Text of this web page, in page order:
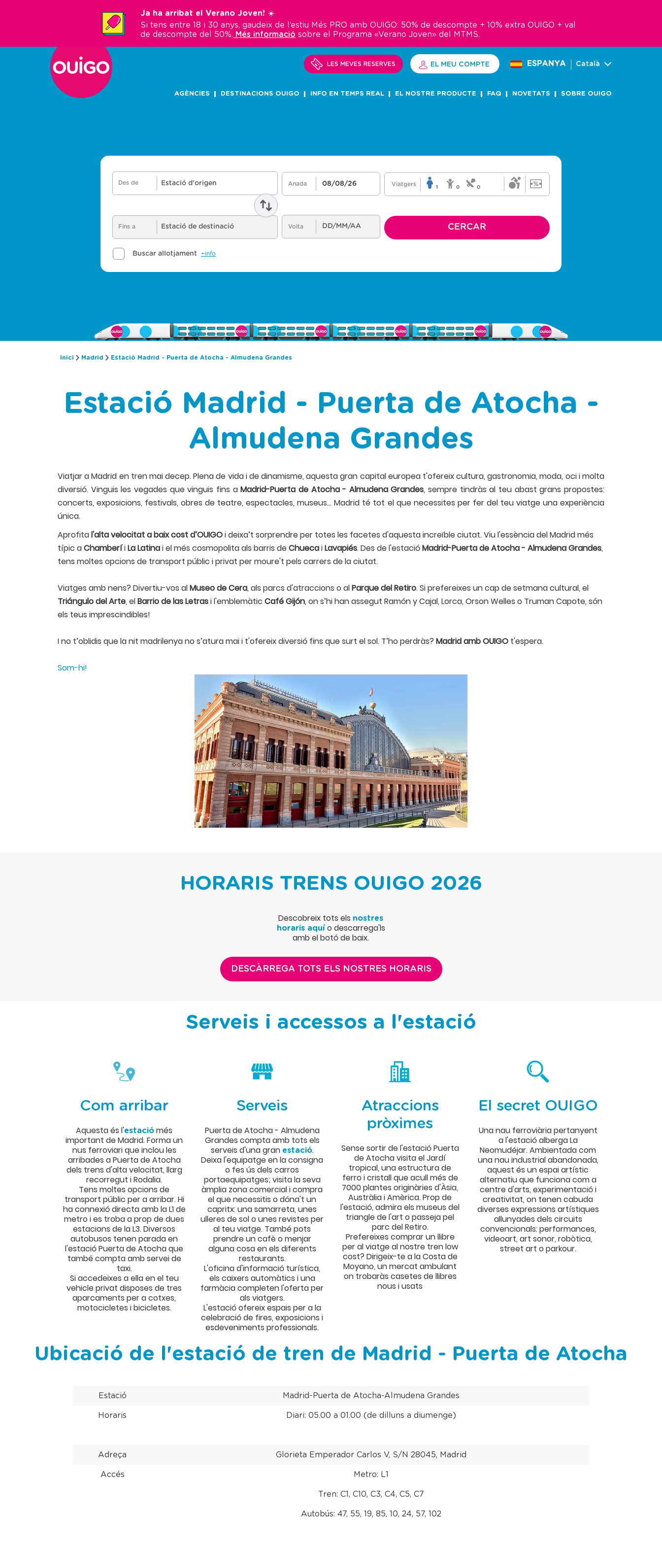
Ja ha arribat el Verano Joven! ☀️
Si tens entre 18 i 30 anys, gaudeix de l’estiu Més PRO amb OUIGO: 50% de descompte + 10% extra OUIGO + val
de descompte del 50%. Més informació sobre el Programa «Verano Joven» del MTMS.
LES MEVES RESERVES EL MEU COMPTE ESPANYA Català
AGÈNCIES DESTINACIONS OUIGO INFO EN TEMPS REAL EL NOSTRE PRODUCTE FAQ NOVETATS SOBRE OUIGO
Inici Madrid Estació Madrid - Puerta de Atocha - Almudena Grandes
Estació Madrid - Puerta de Atocha -
Almudena Grandes
Viatjar a Madrid en tren mai decep. Plena de vida i de dinamisme, aquesta gran capital europea t'ofereix cultura, gastronomia, moda, oci i molta
diversió. Vinguis les vegades que vinguis fins aMadrid-Puerta de Atocha - Almudena Grandes, sempre tindràs al teu abast grans propostes:
concerts, exposicions, festivals, obres de teatre, espectacles, museus… Madrid té tot el que necessites per fer del teu viatge una experiència
única.
Aprofital'alta velocitat a baix cost d’OUIGOi deixa’t sorprendre per totes les facetes d'aquesta increïble ciutat. Viu l'essència del Madrid més
típic aChamberíiLa Latinai el més cosmopolita als barris deChuecaiLavapiés. Des de l'estacióMadrid-Puerta de Atocha - Almudena Grandes,
tens moltes opcions de transport públic i privat per moure't pels carrers de la ciutat.
Viatges amb nens? Divertiu-vos alMuseo de Cera, als parcs d'atraccions o alParque del Retiro. Si prefereixes un cap de setmana cultural, el
Triángulo del Arte, elBarrio de las Letrasi l'emblemàtic Café Gijón, on s’hi han assegut Ramón y Cajal, Lorca, Orson Welles o Truman Capote, són
els teus imprescindibles!
I no t’oblidis que la nit madrilenya no s’atura mai i t'ofereix diversió fins que surt el sol. T’ho perdràs? Madrid amb OUIGO t'espera.
Som-hi!
HORARIS TRENS OUIGO 2026
Descobreix tots els nostres
horaris aquío descarrega'ls
amb el botó de baix.
DESCÀRREGA TOTS ELS NOSTRES HORARIS
Serveis i accessos a l'estació
Com arribar
Aquesta és l'estació més
important de Madrid. Forma un
nus ferroviari que inclou les
arribades a Puerta de Atocha
dels trens d'alta velocitat, llarg
recorregut i Rodalia.
Tens moltes opcions de
transport públic per a arribar. Hi
ha connexió directa amb la L1 de
metro i es troba a prop de dues
estacions de la L3. Diversos
autobusos tenen parada en
l'estació Puerta de Atocha que
també compta amb servei de
taxi.
Si accedeixes a ella en el teu
vehicle privat disposes de tres
aparcaments per a cotxes,
motocicletes i bicicletes.
Serveis
Puerta de Atocha - Almudena
Grandes compta amb tots els
serveis d'una gran estació.
Deixa l'equipatge en la consigna
o fes ús dels carros
portaequipatges; visita la seva
àmplia zona comercial i compra
el que necessitis o dóna't un
capritx: una samarreta, unes
ulleres de sol o unes revistes per
al teu viatge. També pots
prendre un cafè o menjar
alguna cosa en els diferents
restaurants.
L'oficina d'informació turística,
els caixers automàtics i una
farmàcia completen l'oferta per
als viatgers.
L'estació ofereix espais per a la
celebració de fires, exposicions i
esdeveniments professionals.
Atraccions
pròximes
Sense sortir de l'estació Puerta
de Atocha visita el Jardí
tropical, una estructura de
ferro i cristall que acull més de
7000 plantes originàries d'Àsia,
Austràlia i Amèrica. Prop de
l'estació, admira els museus del
triangle de l'art o passeja pel
parc del Retiro.
Prefereixes comprar un llibre
per al viatge al nostre tren low
cost? Dirigeix-te a la Costa de
Moyano, un mercat ambulant
on trobaràs casetes de llibres
nous i usats
El secret OUIGO
Una nau ferroviària pertanyent
a l'estació alberga La
Neomudéjar. Ambientada com
una nau industrial abandonada,
aquest és un espai artístic
alternatiu que funciona com a
centre d'arts, experimentació i
creativitat, on tenen cabuda
diverses expressions artístiques
allunyades dels circuits
convencionals: performances,
videoart, art sonor, robòtica,
street art o parkour.
Ubicació de l'estació de tren de Madrid - Puerta de Atocha
Estació Madrid-Puerta de Atocha-Almudena Grandes
Horaris Diari: 05.00 a 01.00 (de dilluns a diumenge)
Adreça Glorieta Emperador Carlos V, S/N 28045, Madrid
Accés Metro: L1
Tren: C1, C10, C3, C4, C5, C7
Autobús: 47, 55, 19, 85, 10, 24, 57, 102